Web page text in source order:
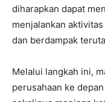
diharapkan dapat
menjalankan
dan berdampak
Melalui langkah ini,
perusahaan ke